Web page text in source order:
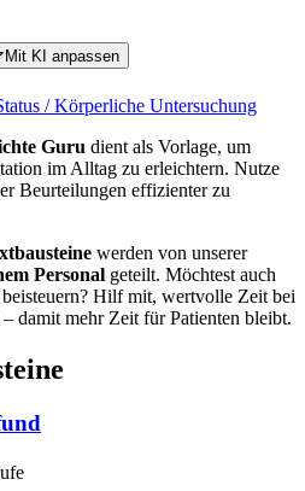
Mit KI anpassen
/ Körperliche Untersuchung
Guru dient als Vorlage, um
im Alltag zu erleichtern. Nutze
Beurteilungen effizienter zu
werden von unserer
Personal geteilt. Möchtest auch
Hilf mit, wertvolle Zeit bei
damit mehr Zeit für Patienten bleibt.